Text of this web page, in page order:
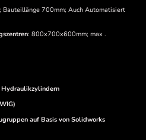
Bauteillänge 700mm; Auch Automatisiert
: 800x700x600mm; max .
Hydraulikzylindern
auf Basis von Solidworks